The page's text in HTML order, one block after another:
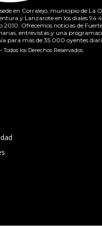
en Corralejo, municipio de La
y Lanzarote en los diales
2010. Ofrecemos noticias de
entrevistas y una
para más de 35.000 oyentes
Todos los Derechos Reservados.